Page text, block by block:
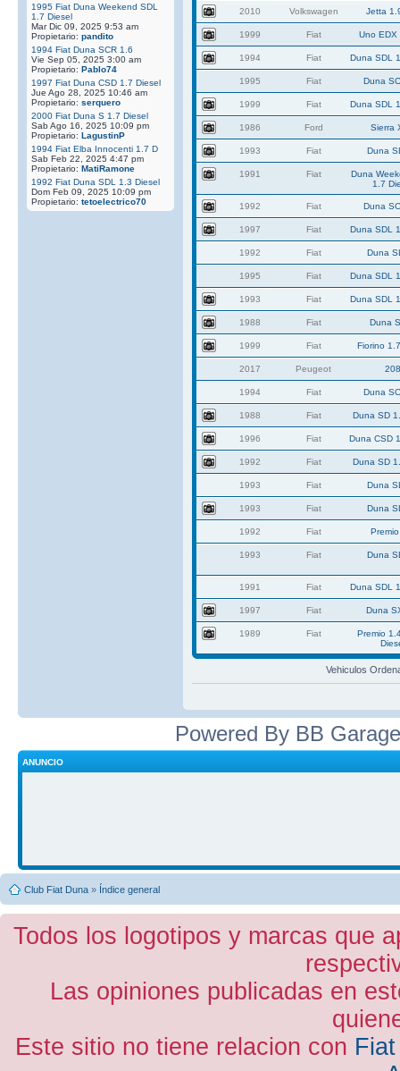
1995 Fiat Duna Weekend SDL
1.7 Diesel
Mar Dic 09, 2025 9:53 am
Propietario: pandito
1994 Fiat Duna SCR 1.6
Vie Sep 05, 2025 3:00 am
Propietario: Pablo74
1997 Fiat Duna CSD 1.7 Diesel
Jue Ago 28, 2025 10:46 am
Propietario: serquero
2000 Fiat Duna S 1.7 Diesel
Sab Ago 16, 2025 10:09 pm
Propietario: LagustinP
1994 Fiat Elba Innocenti 1.7 D
Sab Feb 22, 2025 4:47 pm
Propietario: MatiRamone
1992 Fiat Duna SDL 1.3 Diesel
Dom Feb 09, 2025 10:09 pm
Propietario: tetoelectrico70
2010 Volkswagen Jetta
1999 Fiat Uno EDX
1994 Fiat Duna SDL
1995 Fiat Duna
1999 Fiat Duna SDL
1986 Ford Sierra
1993 Fiat Duna
1991 Fiat
Duna
1.7
1992 Fiat Duna
1997 Fiat Duna SDL
1992 Fiat Duna
1995 Fiat Duna SDL
1993 Fiat Duna SDL
1988 Fiat Duna
1999 Fiat Fiorino
2017 Peugeot
1994 Fiat Duna
1988 Fiat Duna SD
1996 Fiat Duna CSD
1992 Fiat Duna SD
1993 Fiat Duna
1993 Fiat Duna
1992 Fiat
1993 Fiat Duna
1991 Fiat Duna SDL
1997 Fiat Duna
1989 Fiat
Premio
Vehiculos
Powered By BB
ANUNCIO
Club Fiat Duna » Índice general
Todos los logotipos y marcas que
Las opiniones publicadas en
Este sitio no tiene relacion con